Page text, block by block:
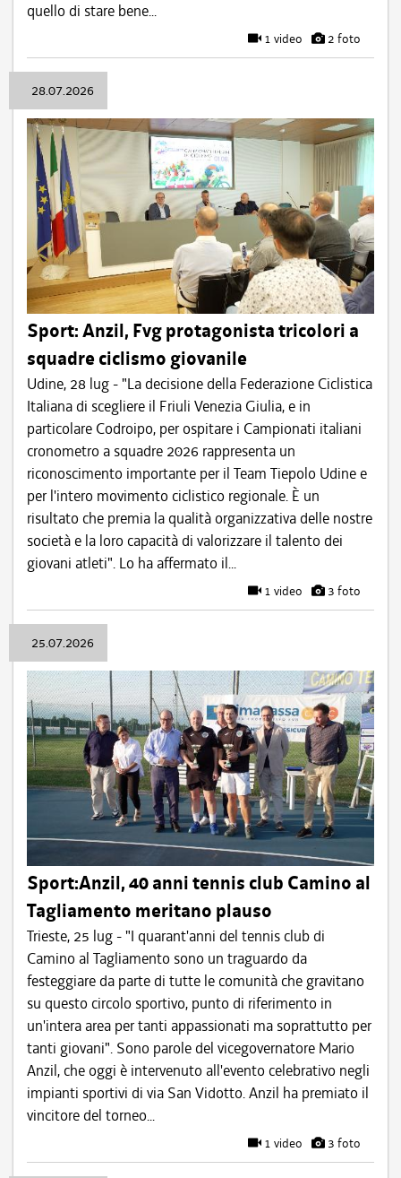
quello di stare bene...
1 video 2 foto
28.07.2026
Sport: Anzil, Fvg protagonista tricolori a
squadre ciclismo giovanile
Udine, 28 lug - "La decisione della Federazione Ciclistica
Italiana di scegliere il Friuli Venezia Giulia, e in
particolare Codroipo, per ospitare i Campionati italiani
cronometro a squadre 2026 rappresenta un
riconoscimento importante per il Team Tiepolo Udine e
per l'intero movimento ciclistico regionale. È un
risultato che premia la qualità organizzativa delle nostre
società e la loro capacità di valorizzare il talento dei
giovani atleti". Lo ha affermato il...
1 video 3 foto
25.07.2026
Sport:Anzil, 40 anni tennis club Camino al
Tagliamento meritano plauso
Trieste, 25 lug - "I quarant'anni del tennis club di
Camino al Tagliamento sono un traguardo da
festeggiare da parte di tutte le comunità che gravitano
su questo circolo sportivo, punto di riferimento in
un'intera area per tanti appassionati ma soprattutto per
tanti giovani". Sono parole del vicegovernatore Mario
Anzil, che oggi è intervenuto all'evento celebrativo negli
impianti sportivi di via San Vidotto. Anzil ha premiato il
vincitore del torneo...
1 video 3 foto